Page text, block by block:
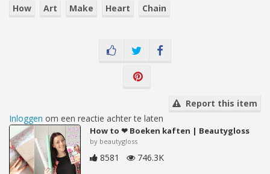
How
Art Make Heart Chain
Report this item
Inloggen om een reactie achter te laten
How to ❤ Boeken kaften | Beautygloss
by beautygloss
8581 746.3K